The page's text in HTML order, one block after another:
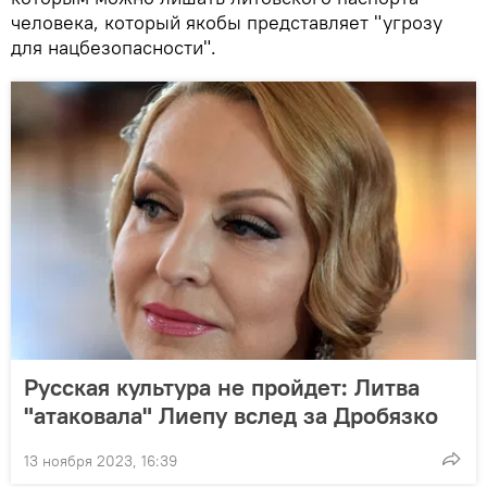
человека, который якобы представляет "угрозу
для нацбезопасности".
Русская культура не пройдет: Литва
"атаковала" Лиепу вслед за Дробязко
13 ноября 2023, 16:39